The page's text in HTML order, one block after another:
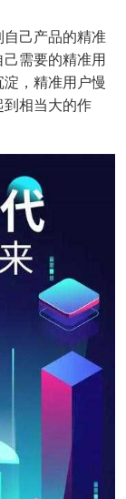
己产品的精准
需要的精准用
，精准用户慢
到相当大的作